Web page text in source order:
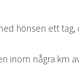
hönsen ett tag,
inom några km